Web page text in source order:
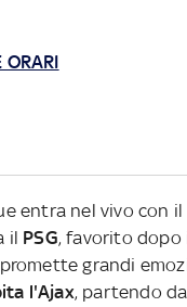
ORARI
entra nel vivo con
il PSG, favorito dopo
promette grandi
l'Ajax, partendo